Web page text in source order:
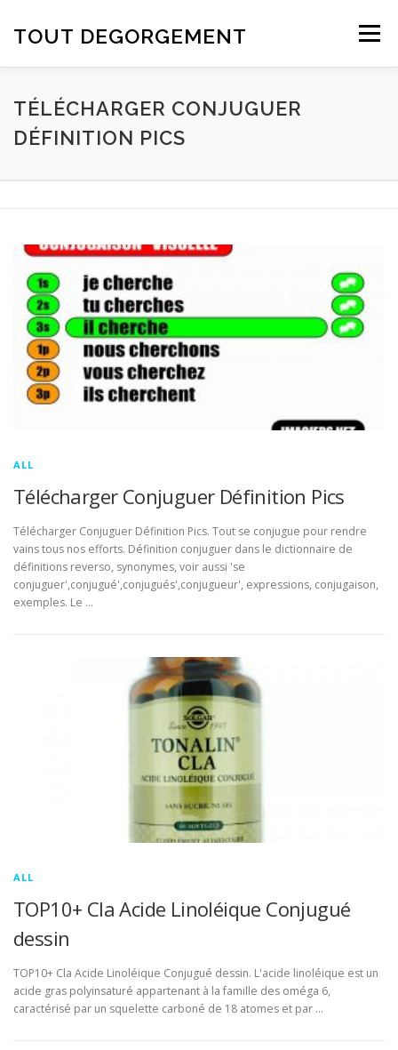
TOUT DEGORGEMENT Menu
TÉLÉCHARGER CONJUGUER
DÉFINITION PICS
ALL
Télécharger Conjuguer Définition Pics
Télécharger Conjuguer Définition Pics. Tout se conjugue pour rendre
vains tous nos efforts. Définition conjuguer dans le dictionnaire de
définitions reverso, synonymes, voir aussi 'se
conjuguer',conjugué',conjugués',conjugueur', expressions, conjugaison,
exemples. Le …
ALL
TOP10+ Cla Acide Linoléique Conjugué
dessin
TOP10+ Cla Acide Linoléique Conjugué dessin. L'acide linoléique est un
acide gras polyinsaturé appartenant à la famille des oméga 6,
caractérisé par un squelette carboné de 18 atomes et par …